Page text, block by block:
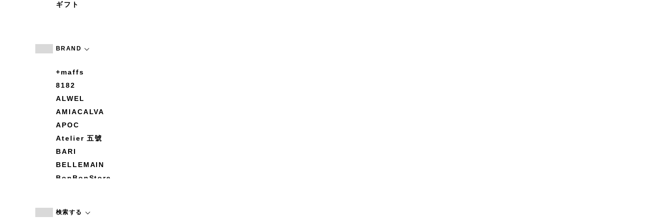
ギフト
BRAND
+maffs
8182
ALWEL
AMIACALVA
APOC
Atelier 五號
BARI
BELLEMAIN
BonBonStore
by basics
検索する